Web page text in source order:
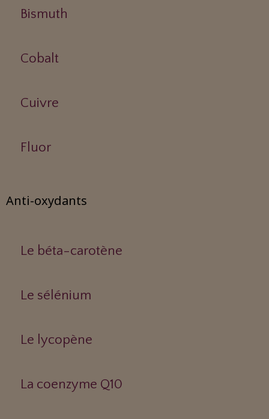
Bismuth
Cobalt
Cuivre
Fluor
Anti-oxydants
Le béta-carotène
Le sélénium
Le lycopène
La coenzyme Q10